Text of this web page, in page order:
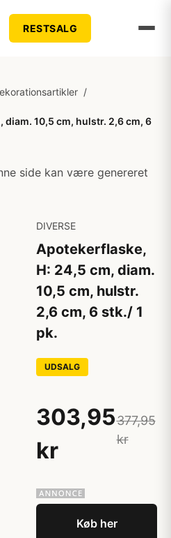
RESTSALG
/
diam. 10,5 cm, hulstr. 2,6 cm, 6
side kan være genereret
DIVERSE
Apotekerflaske,
H: 24,5 cm, diam.
10,5 cm, hulstr.
2,6 cm, 6 stk./ 1
pk.
UDSALG
303,95
kr
377,95
kr
Køb her